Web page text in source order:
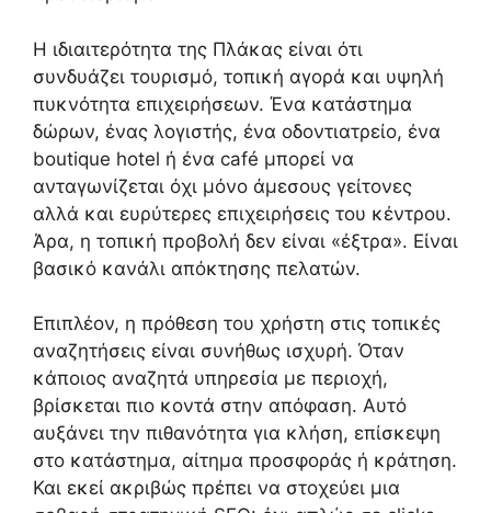
Η ιδιαιτερότητα της Πλάκας είναι ότι
συνδυάζει τουρισμό, τοπική αγορά και υψηλή
πυκνότητα επιχειρήσεων. Ένα κατάστημα
δώρων, ένας λογιστής, ένα οδοντιατρείο, ένα
boutique hotel ή ένα café μπορεί να
ανταγωνίζεται όχι μόνο άμεσους γείτονες
αλλά και ευρύτερες επιχειρήσεις του κέντρου.
Άρα, η τοπική προβολή δεν είναι «έξτρα». Είναι
βασικό κανάλι απόκτησης πελατών.
Επιπλέον, η πρόθεση του χρήστη στις τοπικές
αναζητήσεις είναι συνήθως ισχυρή. Όταν
κάποιος αναζητά υπηρεσία με περιοχή,
βρίσκεται πιο κοντά στην απόφαση. Αυτό
αυξάνει την πιθανότητα για κλήση, επίσκεψη
στο κατάστημα, αίτημα προσφοράς ή κράτηση.
Και εκεί ακριβώς πρέπει να στοχεύει μια